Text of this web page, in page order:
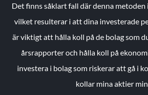
Det finns såklart fall där denna
vilket resulterar i att dina investerade
är viktigt att hålla koll på de bolag som
årsrapporter och hålla koll på
investera i bolag som riskerar att gå i
kollar mina aktier